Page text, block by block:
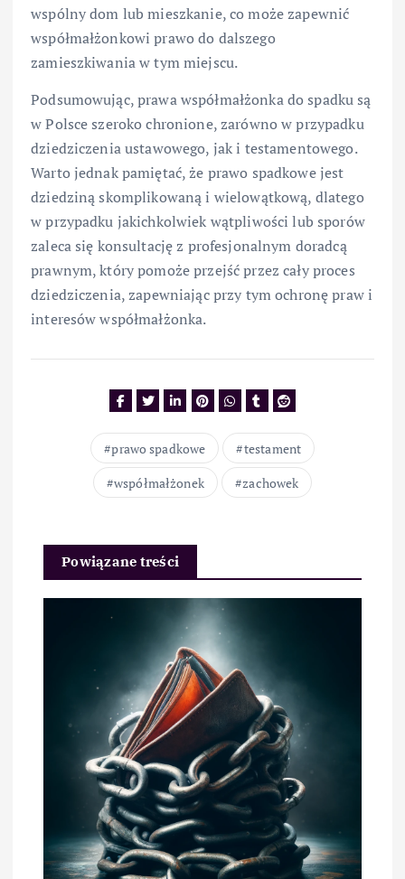
wspólny dom lub mieszkanie, co może zapewnić
współmałżonkowi prawo do dalszego
zamieszkiwania w tym miejscu.
Podsumowując, prawa współmałżonka do spadku są
w Polsce szeroko chronione, zarówno w przypadku
dziedziczenia ustawowego, jak i testamentowego.
Warto jednak pamiętać, że prawo spadkowe jest
dziedziną skomplikowaną i wielowątkową, dlatego
w przypadku jakichkolwiek wątpliwości lub sporów
zaleca się konsultację z profesjonalnym doradcą
prawnym, który pomoże przejść przez cały proces
dziedziczenia, zapewniając przy tym ochronę praw i
interesów współmałżonka.
prawo spadkowe
testament
współmałżonek
zachowek
Powiązane treści